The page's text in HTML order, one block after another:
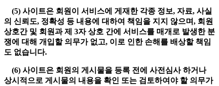
(5) 사이트은 회원이 서비스에 게재한 각종 정보, 자료, 사실
의 신뢰도, 정확성 등 내용에 대하여 책임을 지지 않으며, 회원
상호간 및 회원과 제 3자 상호 간에 서비스를 매개로 발생한 분
쟁에 대해 개입할 의무가 없고, 이로 인한 손해를 배상할 책임
도 없습니다.
(6) 사이트은 회원의 게시물을 등록 전에 사전심사 하거나
상시적으로 게시물의 내용을 확인 또는 검토하여야 할 의무가